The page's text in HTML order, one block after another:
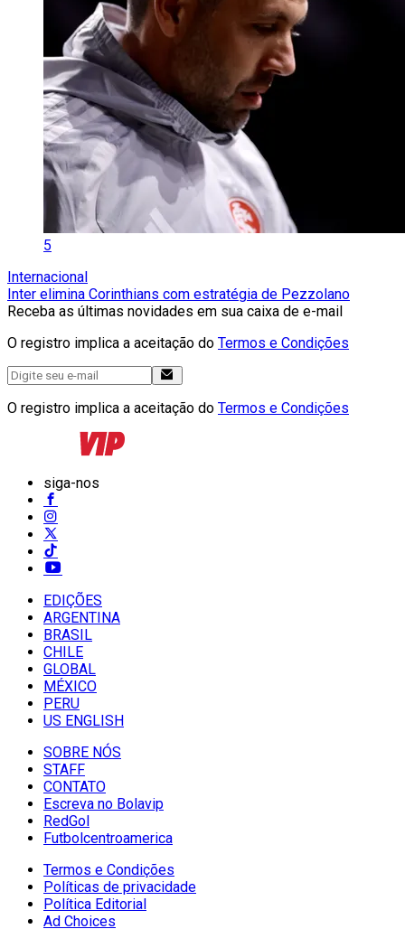
5
Internacional
Inter elimina Corinthians com estratégia de Pezzolano
Receba as últimas novidades em sua caixa de e-mail
O registro implica a aceitação do Termos e Condições
O registro implica a aceitação do Termos e Condições
siga-nos
EDIÇÕES
ARGENTINA
BRASIL
CHILE
GLOBAL
MÉXICO
PERU
US ENGLISH
SOBRE NÓS
STAFF
CONTATO
Escreva no Bolavip
RedGol
Futbolcentroamerica
Termos e Condições
Políticas de privacidade
Política Editorial
Ad Choices